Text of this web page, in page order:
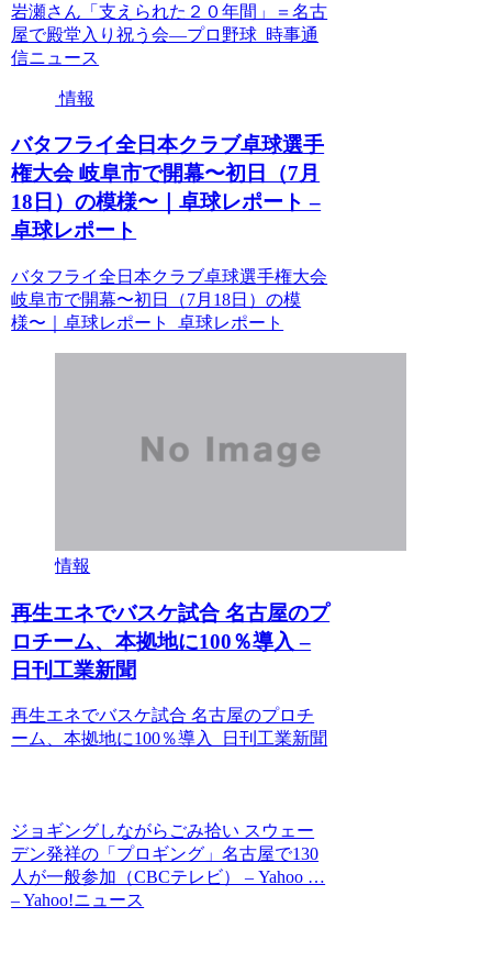
岩瀬さん「支えられた２０年間」＝名古
屋で殿堂入り祝う会―プロ野球 時事通
信ニュース
情報
バタフライ全日本クラブ卓球選手
権大会 岐阜市で開幕〜初日（7月
18日）の模様〜｜卓球レポート –
卓球レポート
バタフライ全日本クラブ卓球選手権大会
岐阜市で開幕〜初日（7月18日）の模
様〜｜卓球レポート 卓球レポート
情報
再生エネでバスケ試合 名古屋のプ
ロチーム、本拠地に100％導入 –
日刊工業新聞
再生エネでバスケ試合 名古屋のプロチ
ーム、本拠地に100％導入 日刊工業新聞
ジョギングしながらごみ拾い スウェー
デン発祥の「プロギング」名古屋で130
人が一般参加（CBCテレビ） – Yahoo …
– Yahoo!ニュース